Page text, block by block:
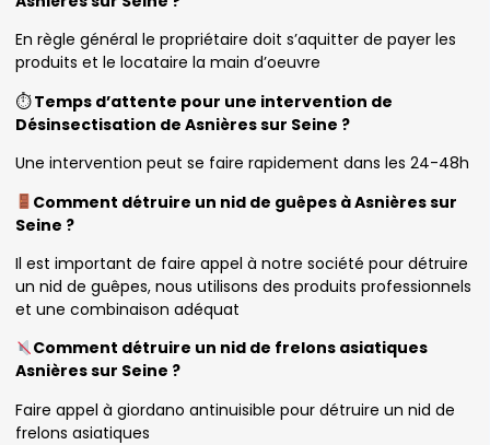
En règle général le propriétaire doit s’aquitter de payer les
produits et le locataire la main d’oeuvre
⏱Temps d’attente pour une intervention de
Désinsectisation de Asnières sur Seine ?
Une intervention peut se faire rapidement dans les 24-48h
Comment détruire un nid de guêpes à Asnières sur
Seine ?
Il est important de faire appel à notre société pour détruire
un nid de guêpes, nous utilisons des produits professionnels
et une combinaison adéquat
Comment détruire un nid de frelons asiatiques
Asnières sur Seine ?
Faire appel à giordano antinuisible pour détruire un nid de
frelons asiatiques